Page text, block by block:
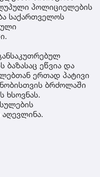
პოლიციელების
საქართველოს
ბაზასაც ეწვია და
ერთად პატივი
ბრძოლაში
ხსოვნას.
აღევლინა.